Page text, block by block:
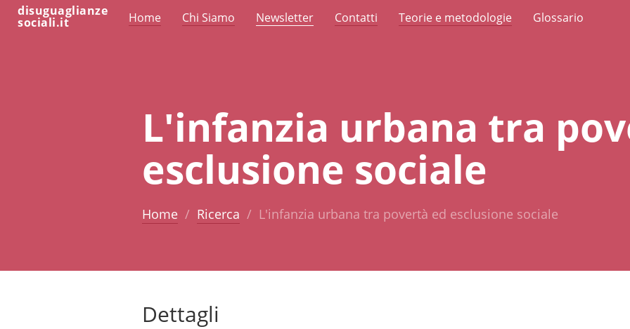
disuguaglianze
sociali.it Home Chi Siamo Newsletter Contatti Teorie e metodologie Glossario
L'infanzia urbana tra
esclusione sociale
Home Ricerca L'infanzia urbana tra povertà ed esclusione sociale
Dettagli